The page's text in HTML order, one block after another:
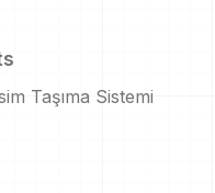
Taşıma Sistemi